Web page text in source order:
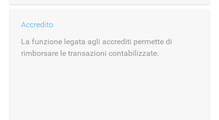
Accredito
La funzione legata agli accrediti permette di
rimborsare le transazioni contabilizzate.